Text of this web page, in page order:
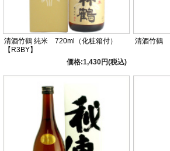
清酒竹鶴 純米 720ml（化粧箱付）
【R3BY】
価格:1,430円(税込)
清酒竹鶴